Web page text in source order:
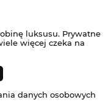
luksusu. Prywatne
więcej czeka na
danych osobowych